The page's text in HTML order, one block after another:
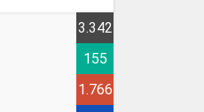
3.342
155
1.766